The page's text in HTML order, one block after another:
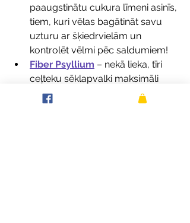
paaugstinātu cukura līmeni asinīs,
tiem, kuri vēlas bagātināt savu
uzturu ar šķiedrvielām un
kontrolēt vēlmi pēc saldumiem!
Fiber Psyllium – nekā lieka, tīri
ceļteku sēklapvalki maksimāli
efektīvai zarnu      “birstei” un
lieliskai gremošanas trakta